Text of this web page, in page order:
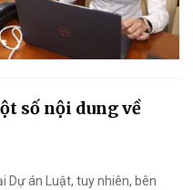
số nội dung về
Dự án Luật, tuy nhiên, bên